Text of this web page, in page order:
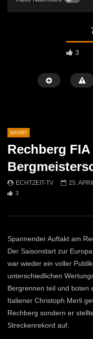
3
voller Höhepunkte!
ECHTZEIT-TV
SPORT
Rechberg
ECHTZEIT-TV 25.
3
Spannender Auftakt am
Der Saisonstart zur
war wieder ein voller
unterschiedlichen
Bergrennen teil und boten
Italiener Christoph Merli
Rechberg sondern er
Streckenrekord auf.